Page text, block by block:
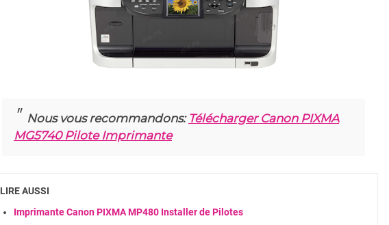
Nous vous recommandons: Télécharger Canon PIXMA
MG5740 Pilote Imprimante
LIRE AUSSI
Imprimante Canon PIXMA MP480 Installer de Pilotes